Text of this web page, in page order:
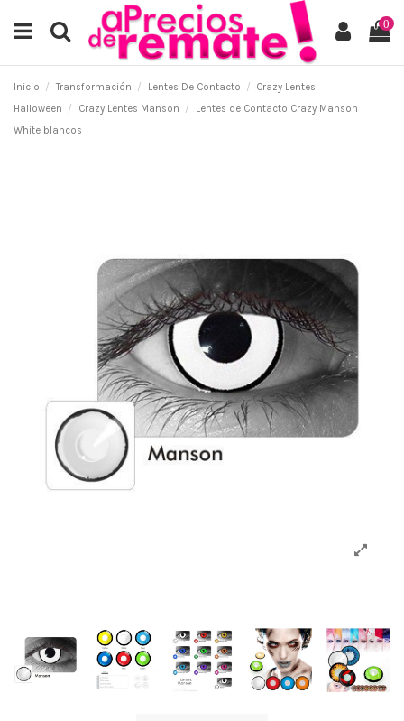
0
Inicio Transformación Lentes De Contacto
Crazy Lentes
Halloween
Crazy Lentes Manson
Lentes de Contacto Crazy Manson
White blancos